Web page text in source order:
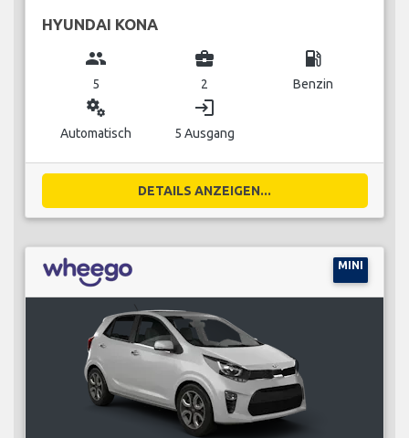
HYUNDAI KONA
group
5
business_center
2
local_gas_station
Benzin
miscellaneous_services
Automatisch
login
5 Ausgang
DETAILS ANZEIGEN...
MINI